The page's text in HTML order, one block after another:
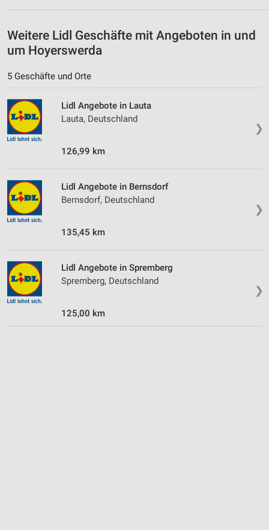
Weitere Lidl Geschäfte mit Angeboten in und
um Hoyerswerda
5 Geschäfte und Orte
❯
Lidl Angebote in Lauta
Lauta, Deutschland
126,99 km
❯
Lidl Angebote in Bernsdorf
Bernsdorf, Deutschland
135,45 km
❯
Lidl Angebote in Spremberg
Spremberg, Deutschland
125,00 km
Informationen identifizieren
Nicht-IAB-Verarbeitungszwecke:
Funktional
Werbung